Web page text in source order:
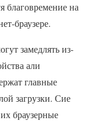
благовремение на
браузере.
замедлять из-
али
главные
загрузки. Сие
браузерные